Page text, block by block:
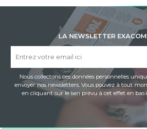
LA NEWSLETTER
Nous collectons ces données personnelles
envoyer nos newsletters. Vous pouvez à tout
en cliquant sur le lien prévu à cet effet en bas